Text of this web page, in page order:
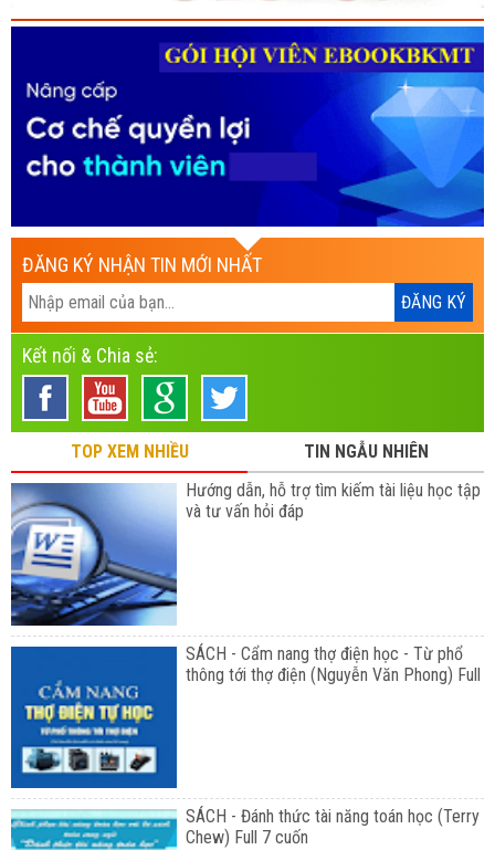
ĐĂNG KÝ NHẬN TIN MỚI NHẤT
Kết nối & Chia sẻ:
TOP XEM NHIỀU
TIN NGẪU NHIÊN
Hướng dẫn, hỗ trợ tìm kiếm tài liệu học tập
và tư vấn hỏi đáp
SÁCH - Cẩm nang thợ điện học - Từ phổ
thông tới thợ điện (Nguyễn Văn Phong) Full
SÁCH - Đánh thức tài năng toán học (Terry
Chew) Full 7 cuốn